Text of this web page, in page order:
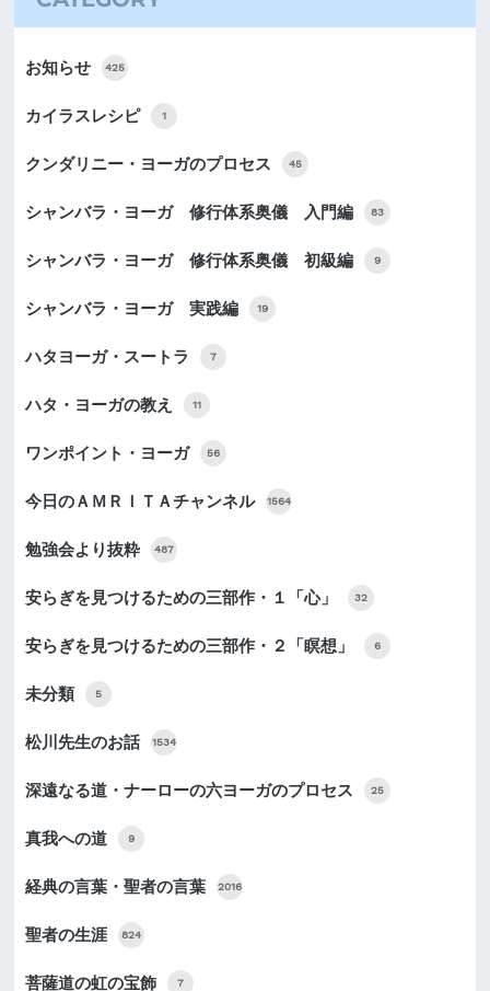
お知らせ 425
カイラスレシピ 1
クンダリニー・ヨーガのプロセス 45
シャンバラ・ヨーガ 修行体系奥儀 入門編 83
シャンバラ・ヨーガ 修行体系奥儀 初級編 9
シャンバラ・ヨーガ 実践編 19
ハタヨーガ・スートラ 7
ハタ・ヨーガの教え 11
ワンポイント・ヨーガ 56
今日のＡＭＲＩＴＡチャンネル 1564
勉強会より抜粋 487
安らぎを見つけるための三部作・１「心」 32
安らぎを見つけるための三部作・２「瞑想」 6
未分類 5
松川先生のお話 1534
深遠なる道・ナーローの六ヨーガのプロセス 25
真我への道 9
経典の言葉・聖者の言葉 2016
聖者の生涯 824
菩薩道の虹の宝飾 7